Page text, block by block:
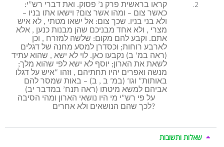
קראו בראשית פרק נ’ פסוק. ואת דברי רש”י:
כאשר צום – ומהו אשר צום? וישאו אתו בניו –
ולא בני בניו. שכך צום: אל ישאו מטתי , לא איש
מצרי , ולא אחד מבניכם שהן מבנות כנען , אלא
אתם. וקבע להם מקום: שלשה למזרח , וכן
לארבע רוחות; וכסדרן למסע מחנה של דגלים
(ראה במ’ ב) נקבעו כאן. לוי לא ישא , שהוא עתיד
לשאת את הארון; יוסף לא ישא לפי שהוא מלך;
מנשה ואפרים יהיו תחתיהם , וזהו “איש על דגלו
באותות” וגו’ (במ’ ב , ב) – באות שמסר להם
אביהם למשא מיטתו (ראה תנח’ במדבר יב)
על פי רש”י מי היו נושאי הארון ומהי הסיבה
לכך שהם הנושאים ולא אחרים?
שאלות ותשובות